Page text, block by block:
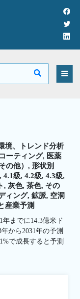
境、トレンド分析
ーティング, 医薬
の他）, 形状別
4.1級, 4.2級, 4.3級,
, 灰色, 茶色, その
ィング, 鉱脈, 空洞
産業予測
年までに14.3億米ド
から2031年の予測
で成長すると予測